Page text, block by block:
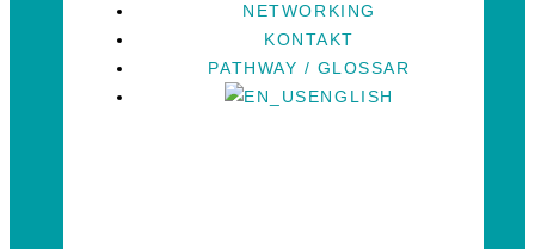
NETWORKING
KONTAKT
PATHWAY / GLOSSAR
ENGLISH